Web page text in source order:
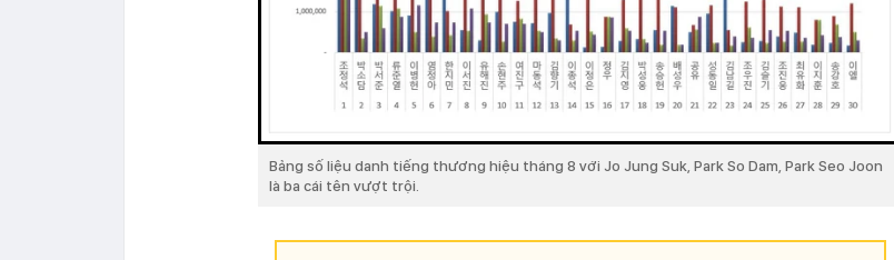
Bảng số liệu danh tiếng thương hiệu tháng 8 với Jo Jung Suk, Park So Dam, Park Seo Joon
là ba cái tên vượt trội.